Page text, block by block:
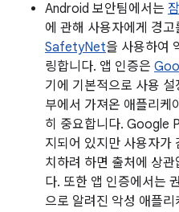
Android 보안팀에서는
에 관해 사용자에게 경고
SafetyNet을 사용하여
링합니다. 앱 인증은
기에 기본적으로 사용
부에서 가져온 애플리케
히 중요합니다. Google
지되어 있지만 사용자가
치하려 하면 출처에 상
다. 또한 앱 인증에서는
으로 알려진 악성 애플